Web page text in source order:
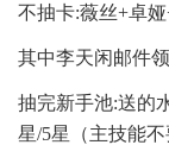
不抽卡:薇丝+卓
其中李天闲邮件
抽完新手池:送的
星/5星（主技能